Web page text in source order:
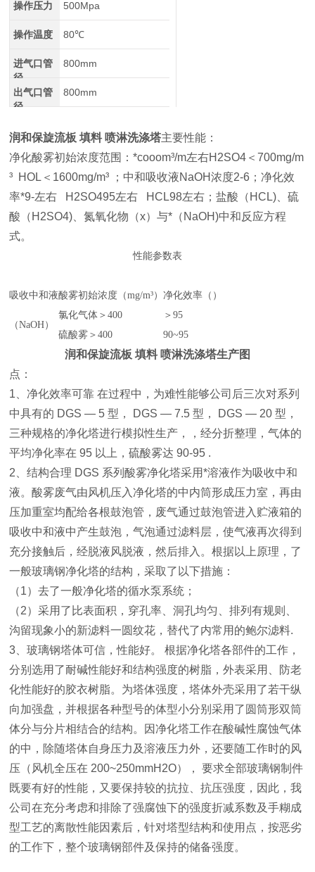
操作压力 500Mpa
操作温度 80℃
进气口管
径
800mm
出气口管
径
800mm
润和保旋流板 填料 喷淋洗涤塔主要性能：
净化酸雾初始浓度范围：*cooom³/m左右H2SO4＜700mg/m
³ HOL＜1600mg/m³ ；中和吸收液NaOH浓度2-6；净化效
率*9-左右 H2SO495左右 HCL98左右；盐酸（HCL)、硫
酸（H2SO4)、氮氧化物（x）与*（NaOH)中和反应方程
式。
性能参数表
吸收中和液酸雾初始浓度（mg/m³）净化效率（）
（NaOH）
氯化气体＞400
＞95
硫酸雾＞400
90~95
润和保旋流板 填料 喷淋洗涤塔生产图
点：
1、净化效率可靠 在过程中，为难性能够公司后三次对系列
中具有的 DGS — 5 型， DGS — 7.5 型， DGS — 20 型，
三种规格的净化塔进行模拟性生产，，经分折整理，气体的
平均净化率在 95 以上，硫酸雾达 90-95 .
2、结构合理 DGS 系列酸雾净化塔采用*溶液作为吸收中和
液。酸雾废气由风机压入净化塔的中内筒形成压力室，再由
压加重室均配给各根鼓泡管，废气通过鼓泡管进入贮液箱的
吸收中和液中产生鼓泡，气泡通过滤料层，使气液再次得到
充分接触后，经脱液风脱液，然后排入。根据以上原理，了
一般玻璃钢净化塔的结构，采取了以下措施：
（1）去了一般净化塔的循水泵系统；
（2）采用了比表面积，穿孔率、洞孔均匀、排列有规则、
沟留现象小的新滤料一圆纹花，替代了内常用的鲍尔滤料.
3、玻璃钢塔体可信，性能好。 根据净化塔各部件的工作，
分别选用了耐碱性能好和结构强度的树脂，外表采用、防老
化性能好的胶衣树脂。为塔体强度，塔体外壳采用了若干纵
向加强盘，并根据各种型号的体型小分别采用了圆筒形双筒
体分与分片相结合的结构。因净化塔工作在酸碱性腐蚀气体
的中，除随塔体自身压力及溶液压力外，还要随工作时的风
压（风机全压在 200~250mmH2O）， 要求全部玻璃钢制件
既要有好的性能，又要保持较的抗拉、抗压强度，因此，我
公司在充分考虑和排除了强腐蚀下的强度折减系数及手糊成
型工艺的离散性能因素后，针对塔型结构和使用点，按恶劣
的工作下，整个玻璃钢部件及保持的储备强度。